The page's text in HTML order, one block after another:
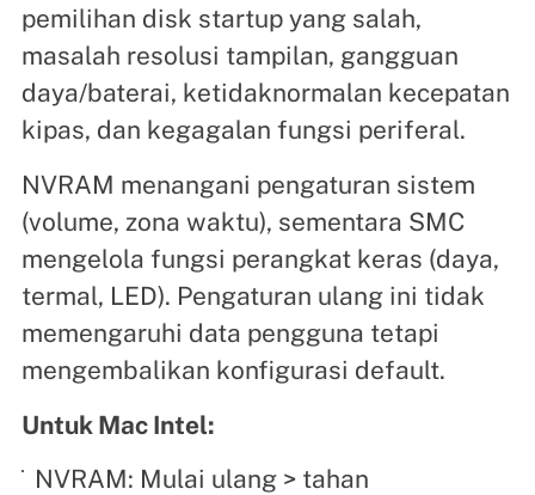
pemilihan disk startup yang salah,
masalah resolusi tampilan, gangguan
daya/baterai, ketidaknormalan kecepatan
kipas, dan kegagalan fungsi periferal.
NVRAM menangani pengaturan sistem
(volume, zona waktu), sementara SMC
mengelola fungsi perangkat keras (daya,
termal, LED). Pengaturan ulang ini tidak
memengaruhi data pengguna tetapi
mengembalikan konfigurasi default.
Untuk Mac Intel:
NVRAM: Mulai ulang > tahan